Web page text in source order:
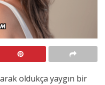
oldukça yaygın bir